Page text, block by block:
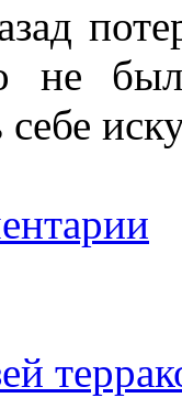
не
себе